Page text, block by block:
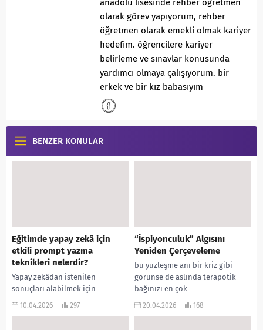
anadolu lisesinde rehber öğretmen
olarak görev yapıyorum, rehber
öğretmen olarak emekli olmak kariyer
hedefim. öğrencilere kariyer
belirleme ve sınavlar konusunda
yardımcı olmaya çalışıyorum. bir
erkek ve bir kız babasıyım
BENZER KONULAR
Eğitimde yapay zekâ için
etkili prompt yazma
teknikleri nelerdir?
Yapay zekâdan istenilen
sonuçları alabilmek için
promptların (istemlerin) açık, net
10.04.2026 297
“İspiyonculuk” Algısını
Yeniden Çerçeveleme
bu yüzleşme anı bir kriz gibi
görünse de aslında terapötik
bağınızı en çok
güçlendirebileceğiniz, gencin
20.04.2026 168